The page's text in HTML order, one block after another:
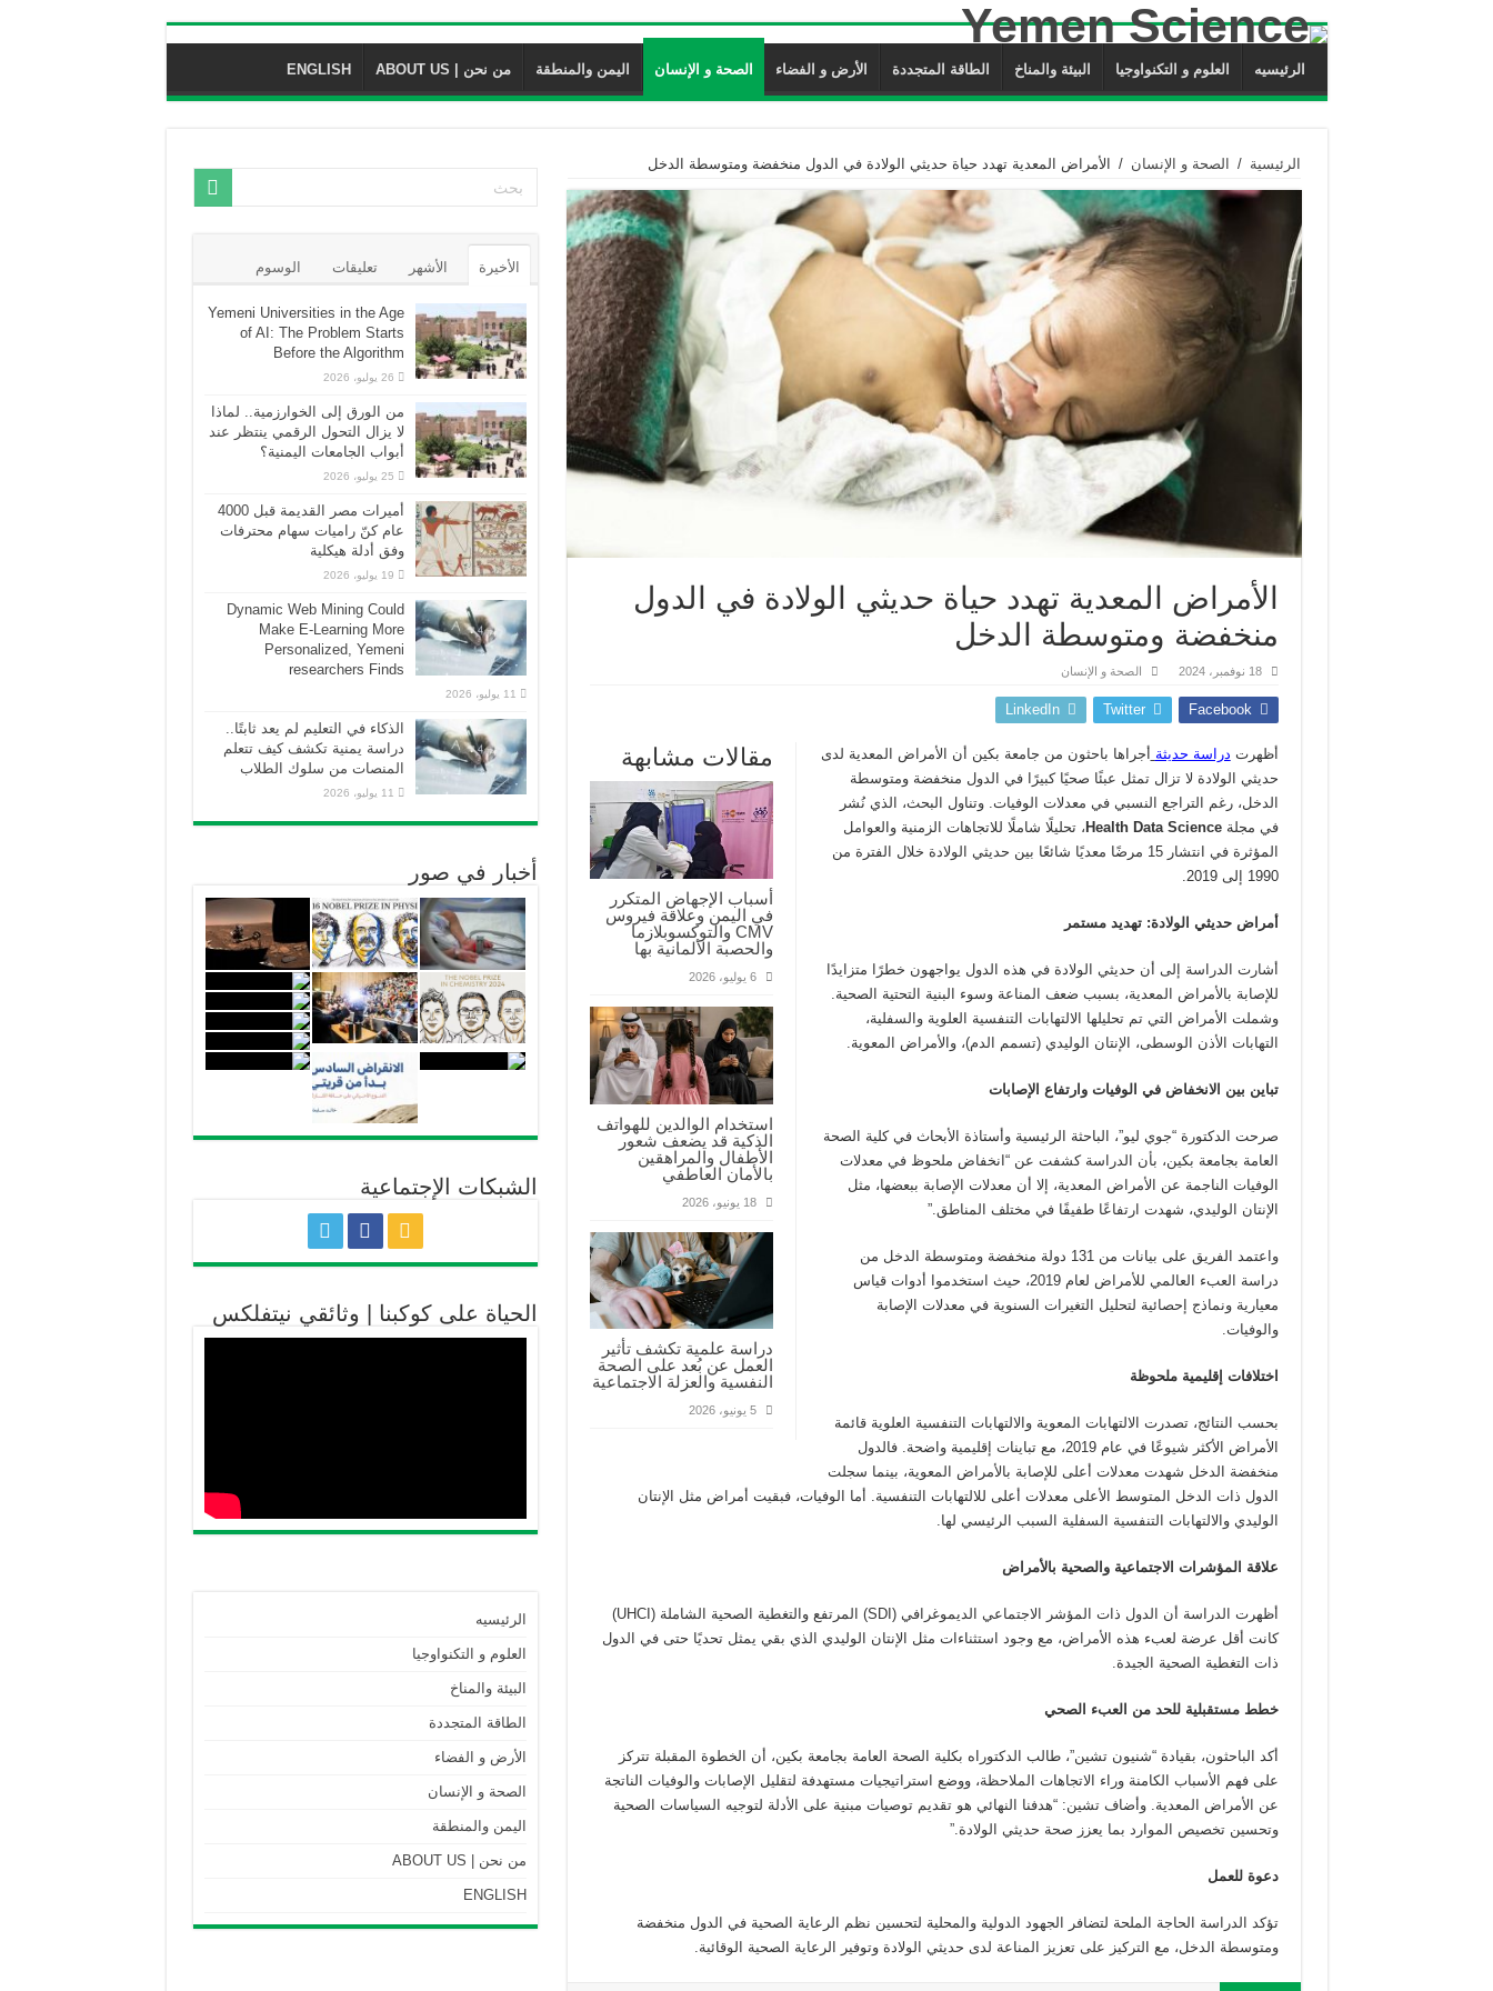
الرئيسيه العلوم و التكنواوجيا البيئة والمناخ الطاقة المتجددة الأرض و الفضاء الصحة و الإنسان اليمن والمنطقة من نحن | ABOUT US ENGLISH
الرئيسية / الصحة و الإنسان / الأمراض المعدية تهدد حياة حديثي الولادة في الدول منخفضة ومتوسطة الدخل
الأمراض المعدية تهدد حياة حديثي الولادة في الدول
منخفضة ومتوسطة الدخل
18 نوفمبر، 2024 الصحة و الإنسان
Facebook
Twitter
LinkedIn
مقالات مشابهة
أسباب الإجهاض المتكرر
في اليمن وعلاقة فيروس
CMV والتوكسوبلازما
والحصبة الألمانية بها
6 يوليو، 2026
استخدام الوالدين للهواتف
الذكية قد يضعف شعور
الأطفال والمراهقين
بالأمان العاطفي
18 يونيو، 2026
دراسة علمية تكشف تأثير
العمل عن بُعد على الصحة
النفسية والعزلة الاجتماعية
5 يونيو، 2026
أظهرت دراسة حديثة أجراها باحثون من جامعة بكين أن الأمراض المعدية لدى
حديثي الولادة لا تزال تمثل عبئًا صحيًا كبيرًا في الدول منخفضة ومتوسطة
الدخل، رغم التراجع النسبي في معدلات الوفيات. وتناول البحث، الذي نُشر
في مجلةHealth Data Science ، تحليلًا شاملًا للاتجاهات الزمنية والعوامل
المؤثرة في انتشار 15 مرضًا معديًا شائعًا بين حديثي الولادة خلال الفترة من
1990 إلى 2019.
أمراض حديثي الولادة: تهديد مستمر
أشارت الدراسة إلى أن حديثي الولادة في هذه الدول يواجهون خطرًا متزايدًا
للإصابة بالأمراض المعدية، بسبب ضعف المناعة وسوء البنية التحتية الصحية.
وشملت الأمراض التي تم تحليلها الالتهابات التنفسية العلوية والسفلية،
التهابات الأذن الوسطى، الإنتان الوليدي (تسمم الدم)، والأمراض المعوية.
تباين بين الانخفاض في الوفيات وارتفاع الإصابات
صرحت الدكتورة “جوي ليو”، الباحثة الرئيسية وأستاذة الأبحاث في كلية الصحة
العامة بجامعة بكين، بأن الدراسة كشفت عن “انخفاض ملحوظ في معدلات
الوفيات الناجمة عن الأمراض المعدية، إلا أن معدلات الإصابة ببعضها، مثل
الإنتان الوليدي، شهدت ارتفاعًا طفيفًا في مختلف المناطق.”
واعتمد الفريق على بيانات من 131 دولة منخفضة ومتوسطة الدخل من
دراسة العبء العالمي للأمراض لعام 2019، حيث استخدموا أدوات قياس
معيارية ونماذج إحصائية لتحليل التغيرات السنوية في معدلات الإصابة
والوفيات.
اختلافات إقليمية ملحوظة
بحسب النتائج، تصدرت الالتهابات المعوية والالتهابات التنفسية العلوية قائمة
الأمراض الأكثر شيوعًا في عام 2019، مع تباينات إقليمية واضحة. فالدول
منخفضة الدخل شهدت معدلات أعلى للإصابة بالأمراض المعوية، بينما سجلت
الدول ذات الدخل المتوسط الأعلى معدلات أعلى للالتهابات التنفسية. أما الوفيات، فبقيت أمراض مثل الإنتان
الوليدي والالتهابات التنفسية السفلية السبب الرئيسي لها.
علاقة المؤشرات الاجتماعية والصحية بالأمراض
أظهرت الدراسة أن الدول ذات المؤشر الاجتماعي الديموغرافي (SDI) المرتفع والتغطية الصحية الشاملة (UHCI)
كانت أقل عرضة لعبء هذه الأمراض، مع وجود استثناءات مثل الإنتان الوليدي الذي بقي يمثل تحديًا حتى في الدول
ذات التغطية الصحية الجيدة.
خطط مستقبلية للحد من العبء الصحي
أكد الباحثون، بقيادة “شنيون تشين”، طالب الدكتوراه بكلية الصحة العامة بجامعة بكين، أن الخطوة المقبلة تتركز
على فهم الأسباب الكامنة وراء الاتجاهات الملاحظة، ووضع استراتيجيات مستهدفة لتقليل الإصابات والوفيات الناتجة
عن الأمراض المعدية. وأضاف تشين: “هدفنا النهائي هو تقديم توصيات مبنية على الأدلة لتوجيه السياسات الصحية
وتحسين تخصيص الموارد بما يعزز صحة حديثي الولادة.”
دعوة للعمل
تؤكد الدراسة الحاجة الملحة لتضافر الجهود الدولية والمحلية لتحسين نظم الرعاية الصحية في الدول منخفضة
ومتوسطة الدخل، مع التركيز على تعزيز المناعة لدى حديثي الولادة وتوفير الرعاية الصحية الوقائية.
الأخيرة الأشهر تعليقات الوسوم
Yemeni Universities in the Age
of AI: The Problem Starts
Before the Algorithm
26 يوليو، 2026
من الورق إلى الخوارزمية.. لماذا
لا يزال التحول الرقمي ينتظر عند
أبواب الجامعات اليمنية؟
25 يوليو، 2026
أميرات مصر القديمة قبل 4000
عام كنّ راميات سهام محترفات
وفق أدلة هيكلية
19 يوليو، 2026
Dynamic Web Mining Could
Make E-Learning More
Personalized, Yemeni
researchers Finds
11 يوليو، 2026
الذكاء في التعليم لم يعد ثابتًا..
دراسة يمنية تكشف كيف تتعلم
المنصات من سلوك الطلاب
11 يوليو، 2026
أخبار في صور
الشبكات الإجتماعية
الحياة على كوكبنا | وثائقي نيتفلكس
الرئيسيه
العلوم و التكنواوجيا
البيئة والمناخ
الطاقة المتجددة
الأرض و الفضاء
الصحة و الإنسان
اليمن والمنطقة
من نحن | ABOUT US
ENGLISH